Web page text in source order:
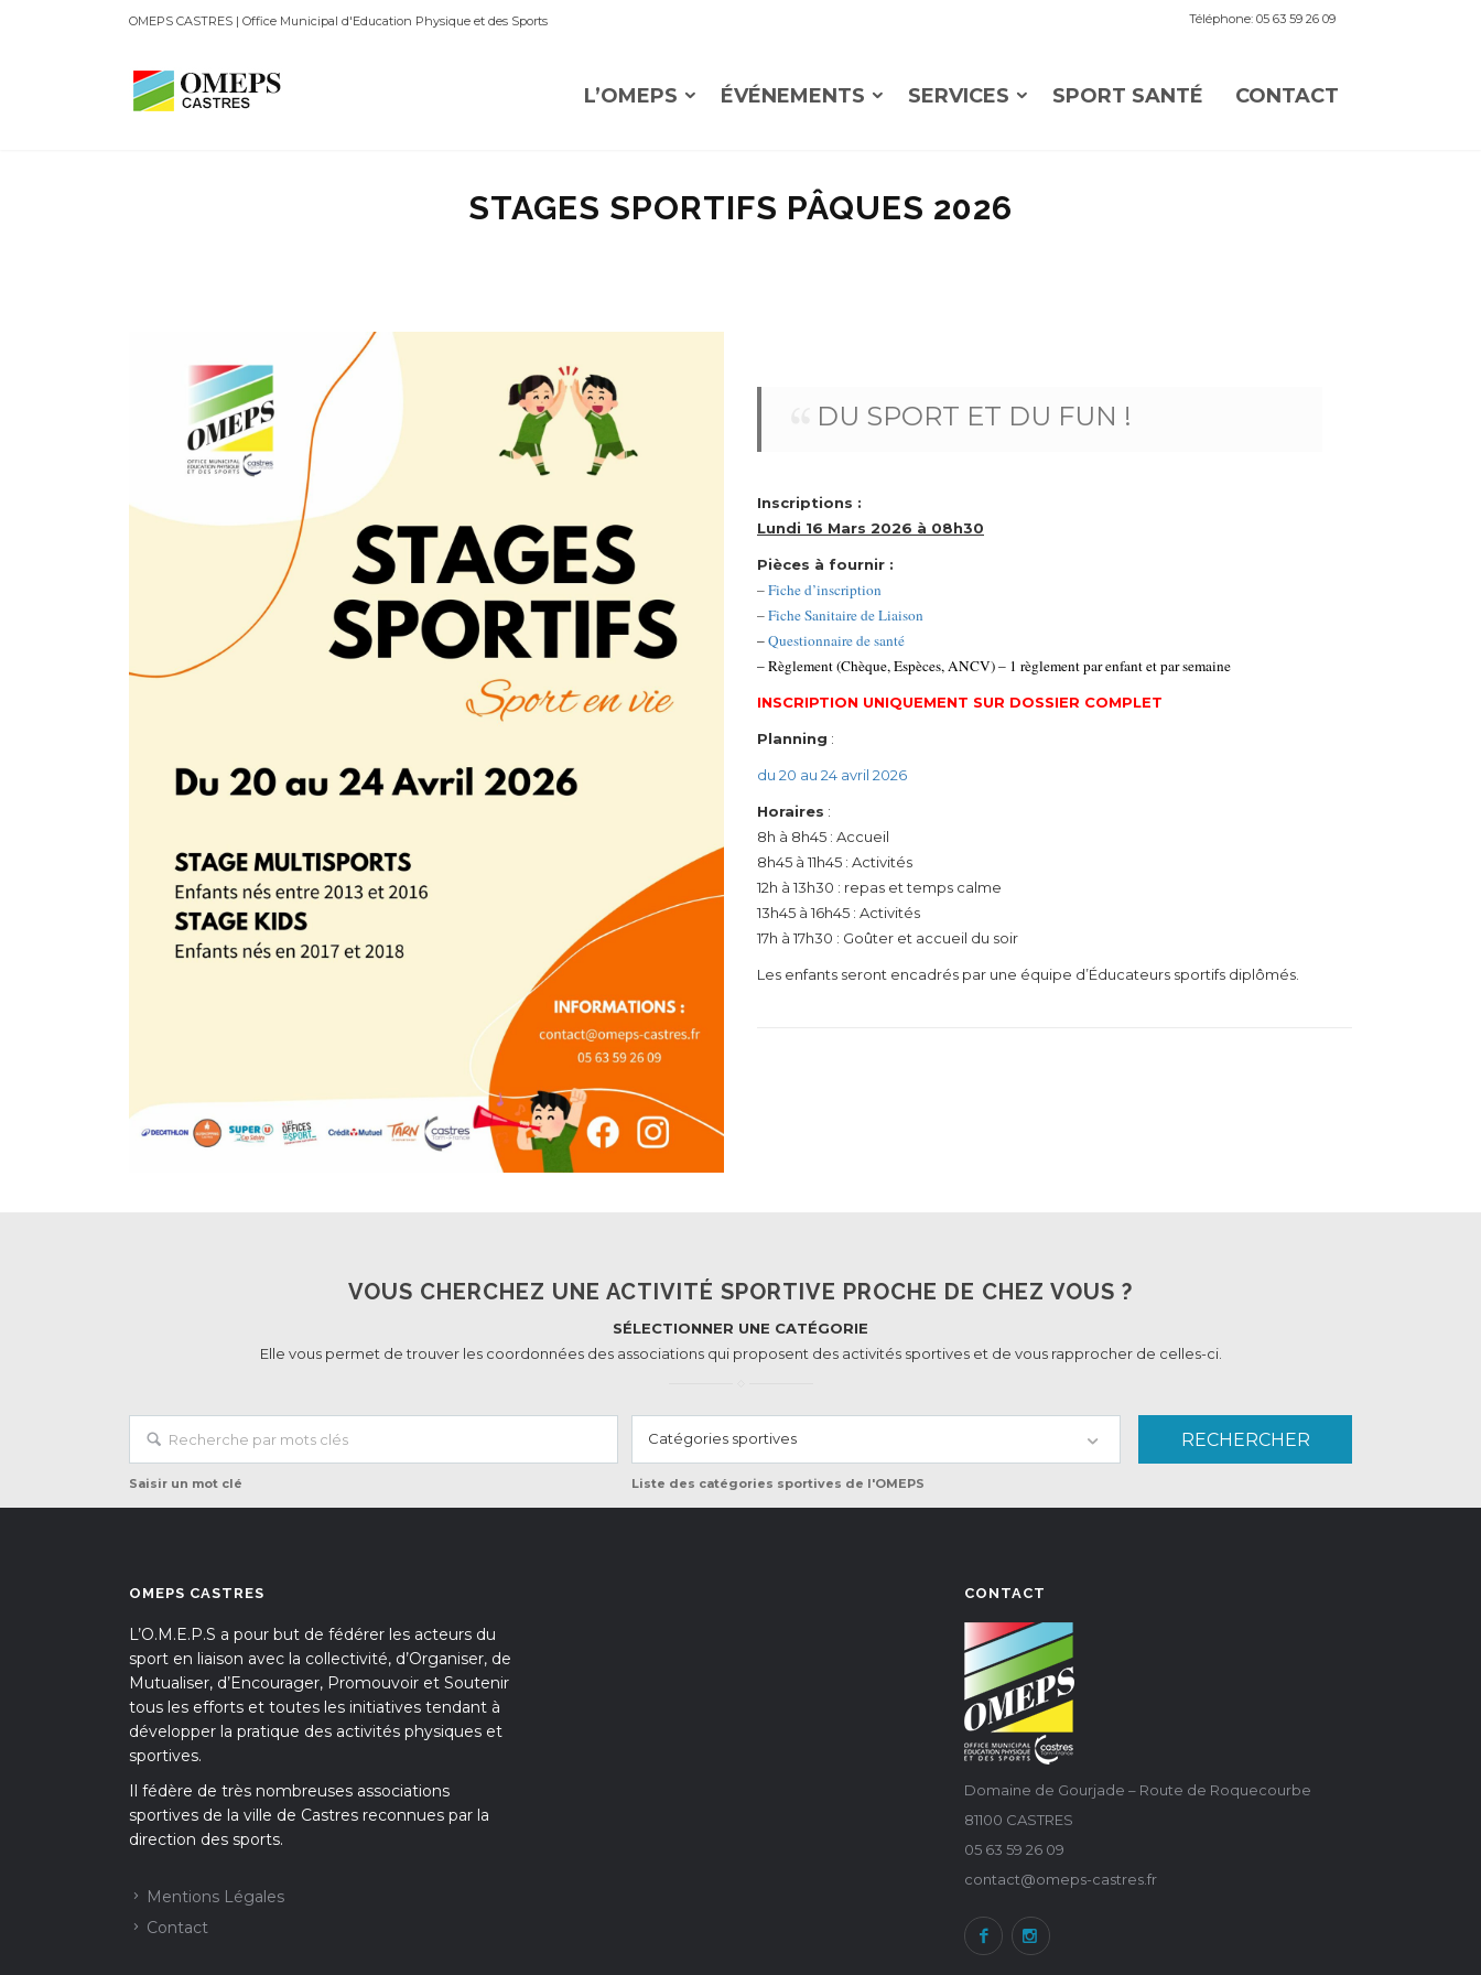
OMEPS CASTRES | Office Municipal d'Education Physique et des Sports Téléphone: 05 63 59 26 09
L’OMEPS ÉVÉNEMENTS SERVICES SPORT SANTÉ CONTACT
STAGES SPORTIFS PÂQUES 2026
DU SPORT ET DU FUN !
Inscriptions :
Lundi 16 Mars 2026 à 08h30
Pièces à fournir :
–Fiche d’inscription
–Fiche Sanitaire de Liaison
–Questionnaire de santé
– Règlement (Chèque, Espèces, ANCV) – 1 règlement par enfant et par semaine
INSCRIPTION UNIQUEMENT SUR DOSSIER COMPLET
Planning :
du 20 au 24 avril 2026
Horaires :
8h à 8h45 : Accueil
8h45 à 11h45 : Activités
12h à 13h30 : repas et temps calme
13h45 à 16h45 : Activités
17h à 17h30 : Goûter et accueil du soir
Les enfants seront encadrés par une équipe d’Éducateurs sportifs diplômés.
VOUS CHERCHEZ UNE ACTIVITÉ SPORTIVE PROCHE DE CHEZ VOUS ?
SÉLECTIONNER UNE CATÉGORIE
Elle vous permet de trouver les coordonnées des associations qui proposent des activités sportives et de vous rapprocher de celles-ci.
Saisir un mot clé
Catégories sportives
Liste des catégories sportives de l'OMEPS
OMEPS CASTRES
L’O.M.E.P.S a pour but de fédérer les acteurs du
sport en liaison avec la collectivité, d’Organiser, de
Mutualiser, d’Encourager, Promouvoir et Soutenir
tous les efforts et toutes les initiatives tendant à
développer la pratique des activités physiques et
sportives.
Il fédère de très nombreuses associations
sportives de la ville de Castres reconnues par la
direction des sports.
Mentions Légales
Contact
CONTACT
Domaine de Gourjade – Route de Roquecourbe
81100 CASTRES
05 63 59 26 09
contact@omeps-castres.fr